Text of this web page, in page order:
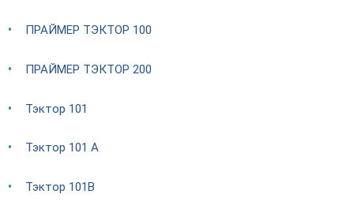
ПРАЙМЕР ТЭКТОР 100
ПРАЙМЕР ТЭКТОР 200
Тэктор 101
Тэктор 101 А
Тэктор 101В